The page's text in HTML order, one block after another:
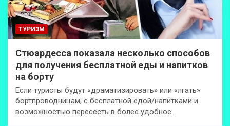
ТУРИЗМ
Стюардесса показала несколько способов
для получения бесплатной еды и напитков
на борту
Если туристы будут «драматизировать» или «лгать»
бортпроводницам, с бесплатной едой/напитками и
возможностью пересесть в более удобное…